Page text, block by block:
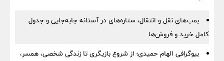
بمب‌های نقل و انتقال، ستاره‌های در آستانه جابه‌جایی و جدول
کامل خرید و فروش‌ها
بیوگرافی الهام حمیدی؛ از شروع بازیگری تا زندگی شخصی، همسر،